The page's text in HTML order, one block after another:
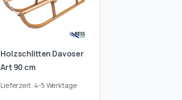
Holzschlitten Davoser
Art 90 cm
Lieferzeit: 4-5 Werktage